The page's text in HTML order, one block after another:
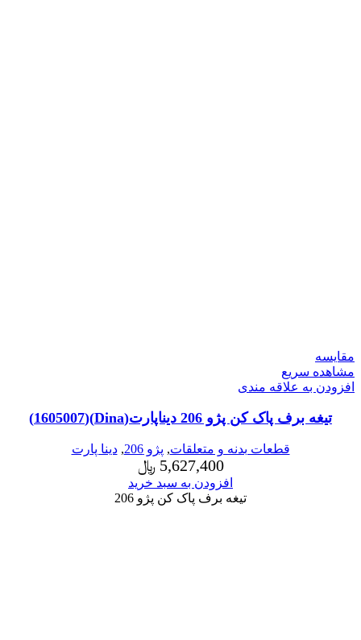
مقایسه
مشاهده سریع
افزودن به علاقه مندی
تیغه برف پاک کن پژو 206 دیناپارت(Dina)(1605007)
قطعات بدنه و متعلقات, پژو 206 ,دینا پارت
5,627,400 ﷼
افزودن به سبد خرید
تیغه برف پاک کن پژو 206